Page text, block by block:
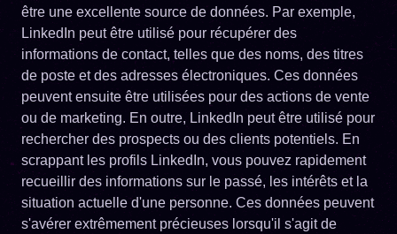
être une excellente source de données. Par exemple,
LinkedIn peut être utilisé pour récupérer des
informations de contact, telles que des noms, des titres
de poste et des adresses électroniques. Ces données
peuvent ensuite être utilisées pour des actions de vente
ou de marketing. En outre, LinkedIn peut être utilisé pour
rechercher des prospects ou des clients potentiels. En
scrappant les profils LinkedIn, vous pouvez rapidement
recueillir des informations sur le passé, les intérêts et la
situation actuelle d'une personne. Ces données peuvent
s'avérer extrêmement précieuses lorsqu'il s'agit de